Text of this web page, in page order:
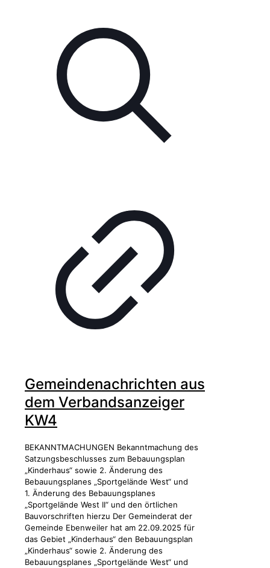
Gemeindenachrichten aus
dem Verbandsanzeiger
KW4
BEKANNTMACHUNGEN Bekanntmachung des
Satzungsbeschlusses zum Bebauungsplan
„Kinderhaus“ sowie 2. Änderung des
Bebauungsplanes „Sportgelände West“ und
1. Änderung des Bebauungsplanes
„Sportgelände West II“ und den örtlichen
Bauvorschriften hierzu Der Gemeinderat der
Gemeinde Ebenweiler hat am 22.09.2025 für
das Gebiet „Kinderhaus“ den Bebauungsplan
„Kinderhaus“ sowie 2. Änderung des
Bebauungsplanes „Sportgelände West“ und